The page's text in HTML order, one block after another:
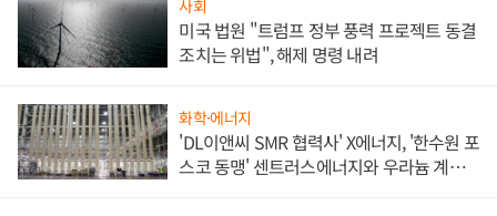
사회
미국 법원 "트럼프 정부 풍력 프로젝트 동결
조치는 위법", 해제 명령 내려
화학·에너지
'DL이앤씨 SMR 협력사' X에너지, '한수원 포
스코 동맹' 센트러스에너지와 우라늄 계약